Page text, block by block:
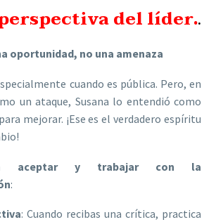
del líder..
oportunidad, no una amenaza
cuando es pública. Pero, en
un ataque, Susana lo entendió como
mejorar. ¡Ese es el verdadero espíritu
aceptar y trabajar con la
:
: Cuando recibas una crítica, practica